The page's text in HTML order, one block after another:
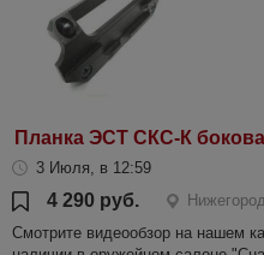
Планка ЭСТ СКС-К
3 Июля, в 12:59
4 290 руб.
Смотрите видеообзор на нашем